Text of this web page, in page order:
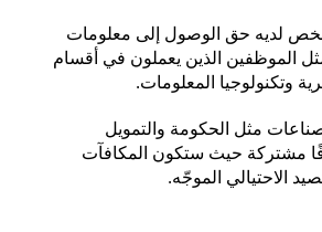
لديه حق الوصول إلى معلومات
الموظفين الذين يعملون في أقسام
وتكنولوجيا المعلومات.
مثل الحكومة والتمويل
مشتركة حيث ستكون المكافآت
الاحتيالي الموجّه.